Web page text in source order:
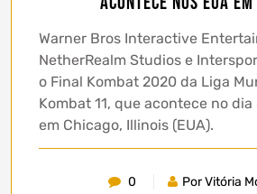
Warner Bros Interactive
NetherRealm Studios e
o Final Kombat 2020 da Liga
Kombat 11, que acontece no
em Chicago, Illinois (EUA).
0
Por Vitória